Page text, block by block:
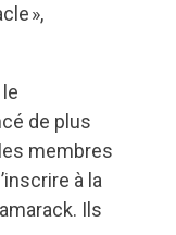
»,
de plus
membres
à la
Ils